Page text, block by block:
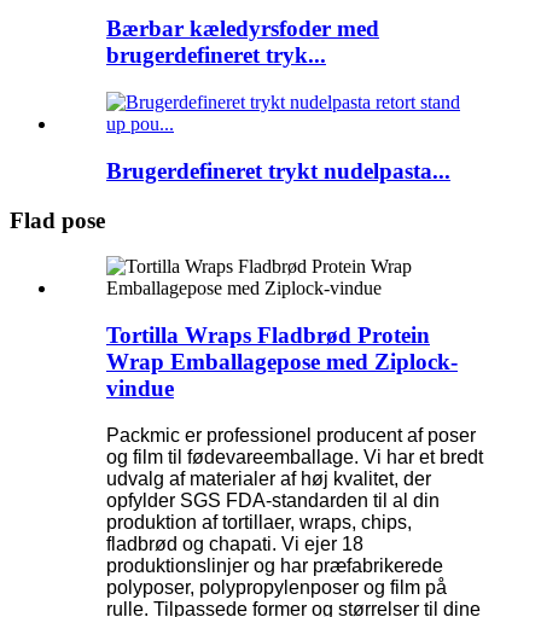
Bærbar kæledyrsfoder med
brugerdefineret tryk...
Brugerdefineret trykt nudelpasta...
Flad pose
Tortilla Wraps Fladbrød Protein
Wrap Emballagepose med Ziplock-
vindue
Packmic er professionel producent af poser
og film til fødevareemballage. Vi har et bredt
udvalg af materialer af høj kvalitet, der
opfylder SGS FDA-standarden til al din
produktion af tortillaer, wraps, chips,
fladbrød og chapati. Vi ejer 18
produktionslinjer og har præfabrikerede
polyposer, polypropylenposer og film på
rulle. Tilpassede former og størrelser til dine